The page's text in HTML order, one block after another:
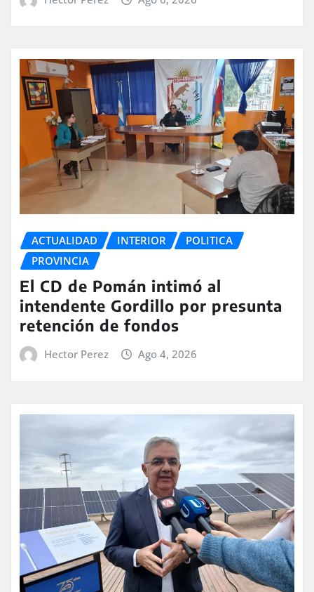
ACTUALIDAD INTERIOR
POLITICA
PROVINCIA
El CD de Pomán intimó al
intendente Gordillo por presunta
retención de fondos
Hector Perez Ago 4, 2026